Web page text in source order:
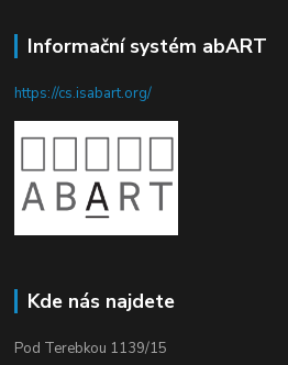
Informační systém abART
https://cs.isabart.org/
Kde nás najdete
Pod Terebkou 1139/15